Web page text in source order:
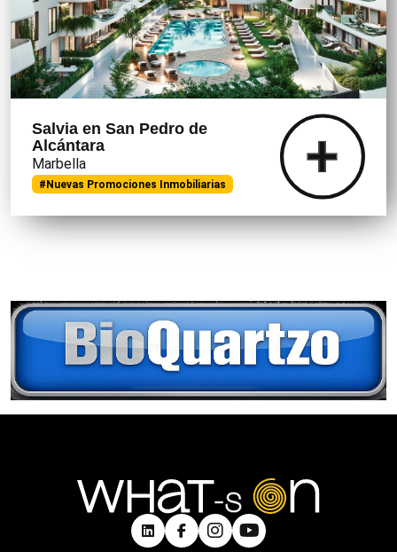
Salvia en San Pedro de
Alcántara
Marbella
#Nuevas Promociones Inmobiliarias